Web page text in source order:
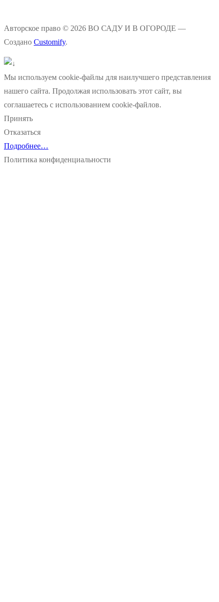
Авторское право © 2026 ВО САДУ И В ОГОРОДЕ —
Создано Customify.
Мы используем cookie-файлы для наилучшего представления
нашего сайта. Продолжая использовать этот сайт, вы
соглашаетесь с использованием cookie-файлов.
Принять
Отказаться
Подробнее…
Политика конфиденциальности